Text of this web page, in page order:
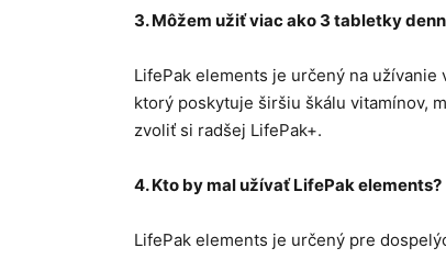
3.Môžem užiť viac ako 3 tabletky
LifePak elements je určený na
ktorý poskytuje širšiu škálu vitamínov,
zvoliť si radšej LifePak+.
4.Kto by mal užívať LifePak elements?
LifePak elements je určený pre